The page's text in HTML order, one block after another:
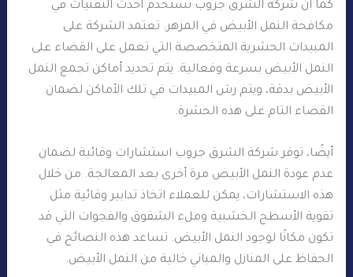
كما أن شركة الشرق جروب تستخدم أحدث التقنيات في
مكافحة النمل الأبيض في المزهر. تعتمد الشركة على
المبيدات الحشرية المتخصصة التي تعمل على القضاء على
النمل الأبيض بسرعة وفعالية. يتم تحديد أماكن تجمع النمل
الأبيض بدقة، ويتم رش المبيدات في تلك الأماكن لضمان
القضاء التام على هذه الحشرة.
أيضًا، توفر شركة الشرق جروب استشارات وقائية لضمان
عدم عودة النمل الأبيض مرة أخرى بعد المعالجة. من خلال
هذه الاستشارات، يمكن للعملاء اتخاذ تدابير وقائية مثل
تقوية الأسطح الخشبية وملء الشقوق والفجوات التي قد
تكون مكانًا لوجود النمل الأبيض. تساعد هذه النصائح في
الحفاظ على المنازل والمباني خالية من النمل الأبيض.